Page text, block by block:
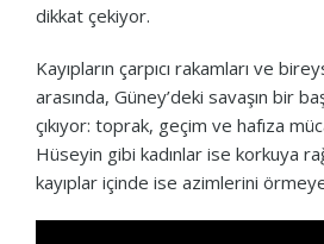
dikkat çekiyor.
Kayıpların çarpıcı rakamları ve
arasında, Güney’deki savaşın bir
çıkıyor: toprak, geçim ve hafıza
Hüseyin gibi kadınlar ise korkuya
kayıplar içinde ise azimlerini